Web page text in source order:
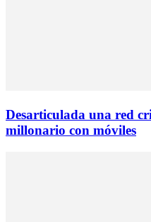
Desarticulada una red
millonario con móviles